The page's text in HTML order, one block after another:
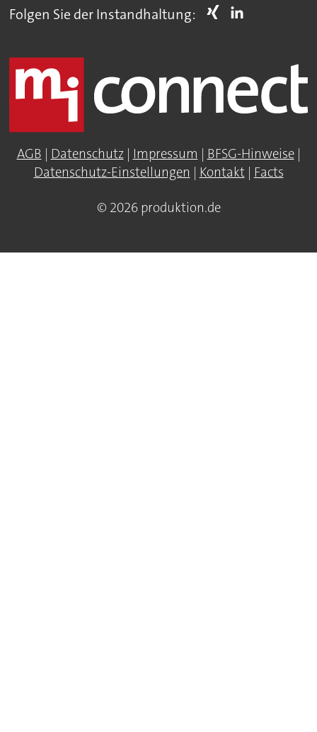
Folgen Sie der Instandhaltung:
AGB Datenschutz| Impressum BFSG-Hinweise|
Datenschutz-Einstellungen
Kontakt| Facts
© 2026 produktion.de